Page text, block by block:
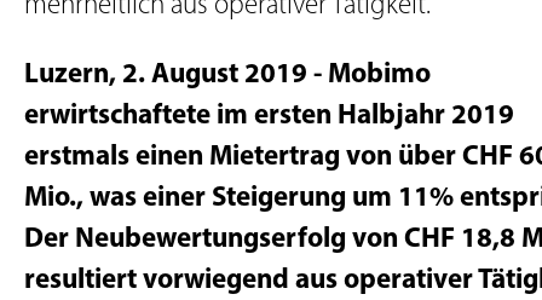
mehrheitlich aus operativer Tätigkeit.
Luzern, 2. August 2019 - Mobimo
erwirtschaftete im ersten Halbjahr 2019
erstmals einen Mietertrag von über CHF
Mio., was einer Steigerung um 11%
Der Neubewertungserfolg von CHF 18,8
resultiert vorwiegend aus operativer